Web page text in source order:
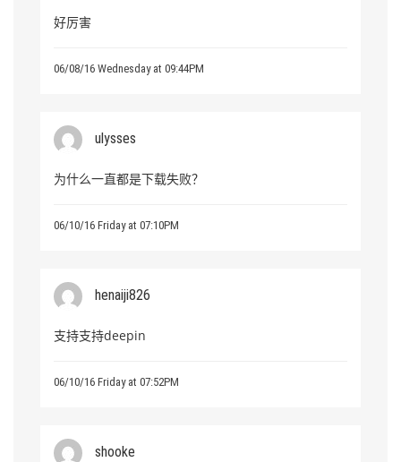
好厉害
06/08/16 Wednesday at 09:44PM
ulysses
为什么一直都是下载失败？
06/10/16 Friday at 07:10PM
henaiji826
支持支持deepin
06/10/16 Friday at 07:52PM
shooke